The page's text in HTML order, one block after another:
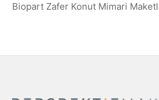
Biopart Zafer Konut Mimari